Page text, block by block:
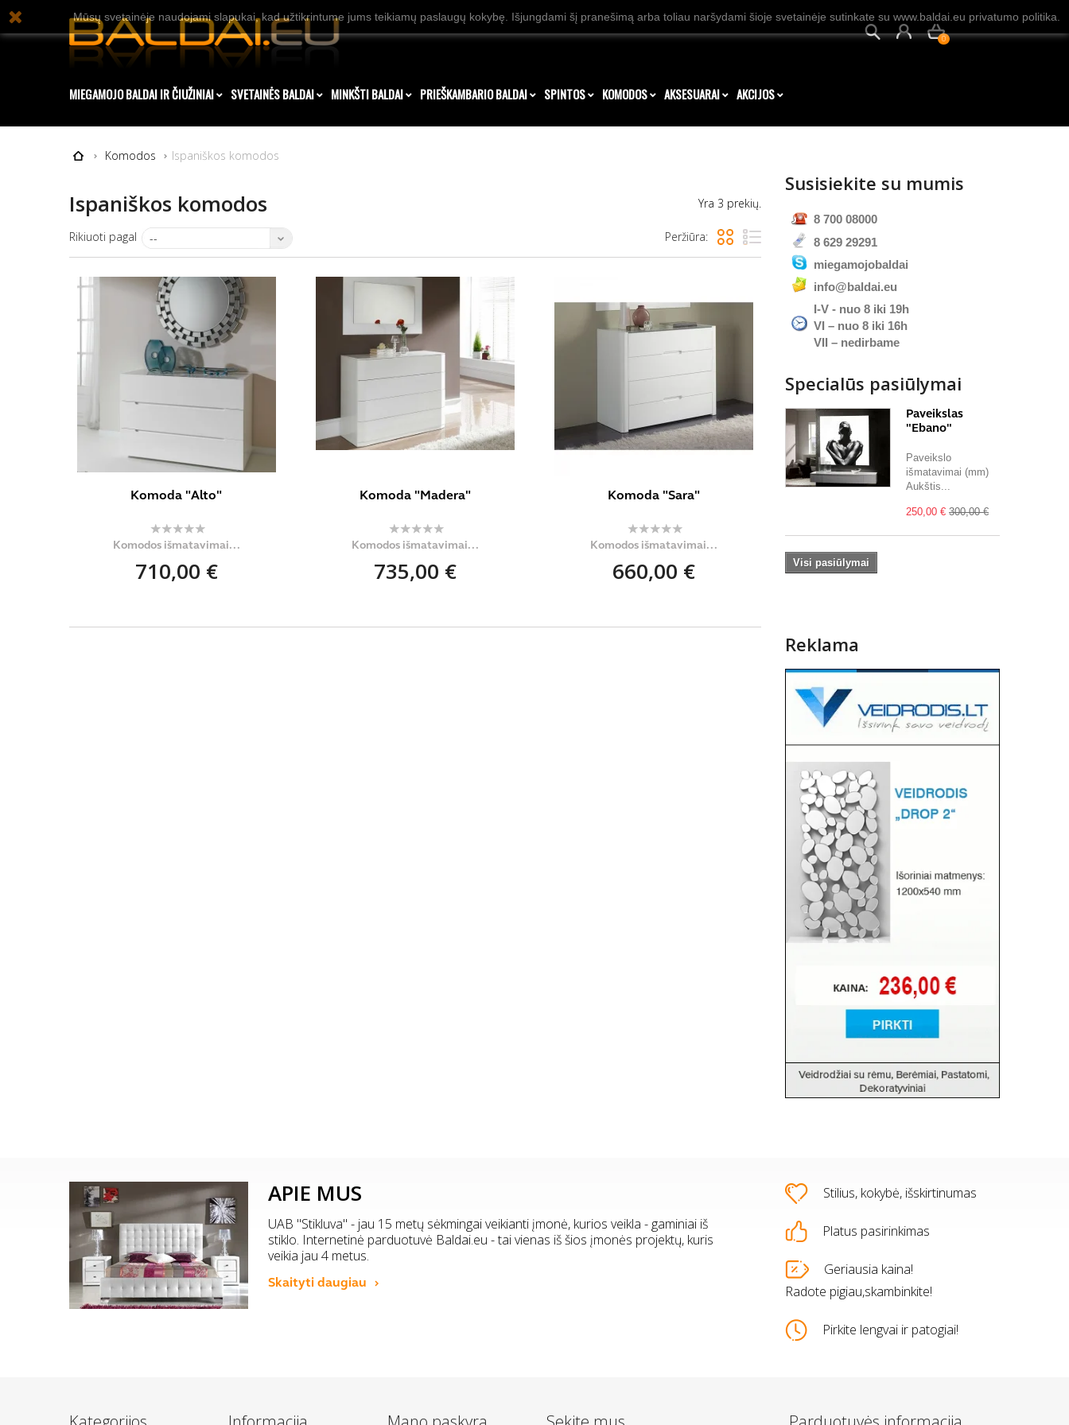
0
MIEGAMOJO BALDAI IR ČIUŽINIAI SVETAINĖS BALDAI MINKŠTI BALDAI PRIEŠKAMBARIO BALDAI SPINTOS KOMODOS AKSESUARAI AKCIJOS
Komodos Ispaniškos komodos
Ispaniškos komodos Yra 3 prekių.
Peržiūra:
Rikiuoti pagal --
Komoda "Alto"
Komodos išmatavimai...
710,00 €
Komoda "Madera"
Komodos išmatavimai...
735,00 €
Komoda "Sara"
Komodos išmatavimai...
660,00 €
Susisiekite su mumis
8 700 08000
8 629 29291
miegamojobaldai
info@baldai.eu
I-V - nuo 8 iki 19h
VI – nuo 8 iki 16h
VII – nedirbame
Specialūs pasiūlymai
Paveikslas
"Ebano"
Paveikslo
išmatavimai (mm)
Aukštis...
250,00 € 300,00 €
Visi pasiūlymai
Reklama
APIE MUS
UAB "Stikluva" - jau 15 metų sėkmingai veikianti įmonė, kurios veikla - gaminiai iš
stiklo. Internetinė parduotuvė Baldai.eu - tai vienas iš šios įmonės projektų, kuris
veikia jau 4 metus.
Skaityti daugiau
Stilius, kokybė, išskirtinumas
Platus pasirinkimas
Geriausia kaina!
Radote pigiau,skambinkite!
Pirkite lengvai ir patogiai!
Mūsų svetainėje naudojami slapukai, kad užtikrintume jums teikiamų paslaugų kokybę. Išjungdami šį pranešimą arba toliau naršydami šioje svetainėje sutinkate su www.baldai.eu privatumo politika.